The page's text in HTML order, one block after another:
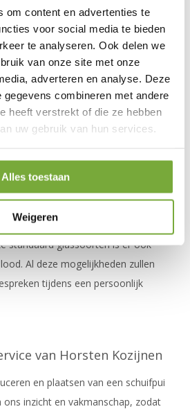
om content en advertenties te
voor social media te bieden
te analyseren. Ook delen we
van onze site met onze
adverteren en analyse. Deze
gegevens combineren met andere
heeft verstrekt of die ze hebben
uw gebruik van hun services.
Alles toestaan
Weigeren
over, zodat u een weloverwogen
Kozijnen richt zich op een
product in combinatie met het
vakmensen. Wij onderbouwen
u uit waarom een bepaalde
de levensduur van uw schuifpui.
voor gestraald glas, mat glas,
Deze kunt u bekijken in onze
standaard glassoorten is er ook
Al deze mogelijkheden zullen
tijdens een persoonlijk
van Horsten Kozijnen
en plaatsen van een schuifpui
ons inzicht en vakmanschap, zodat